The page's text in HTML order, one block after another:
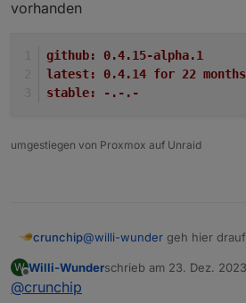
vorhanden
github:	0.4.15-alpha.1
latest:	0.4.14 for 22 months
stable:	-.-.-
umgestiegen von Proxmox auf Unraid
crunchip@willi-wunder geh hier
@willi-wundersagte in
W Willi-Wunderschrieb am 23. Dez.
zuletzt editiert von Willi-
@crunchip